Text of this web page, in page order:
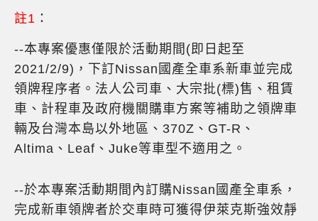
註1 ：
--本專案優惠僅限於活動期間(即日起至
2021/2/9)，下訂Nissan國產全車系新車並完成
領牌程序者。法人公司車、大宗批(標)售、租賃
車、計程車及政府機關購車方案等補助之領牌車
輛及台灣本島以外地區、370Z、GT-R、
Altima、Leaf、Juke等車型不適用之。
--於本專案活動期間內訂購Nissan國產全車系，
完成新車領牌者於交車時可獲得伊萊克斯強效靜